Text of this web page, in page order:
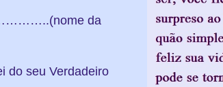
da
do seu Verdadeiro